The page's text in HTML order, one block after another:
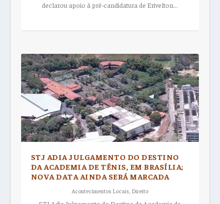
declarou apoio à pré-candidatura de Erivelton...
STJ ADIA JULGAMENTO DO DESTINO
DA ACADEMIA DE TÊNIS, EM BRASÍLIA;
NOVA DATA AINDA SERÁ MARCADA
Acontecimentos Locais Direito